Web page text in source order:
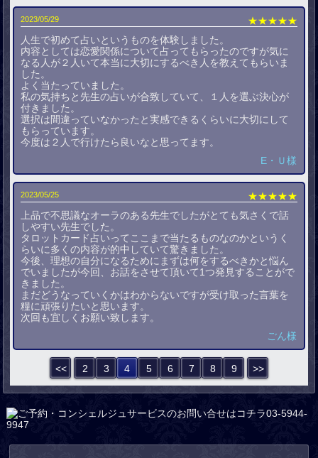
2023/05/29
★★★★★
人生で初めて占いというものを体験しました。
内容としては恋愛関係について占ってもらったのですが気に
なる人が２人いて本当に大切にするべき人を教えてもらいま
した。
よく当たっていました。
私の気持ちと先生の占いが合致していて、１人を選ぶ決心が
付きました。
選択は間違っていなかったと実感できるくらいに大切にして
もらっています。
今度は２人で行けたら良いなと思ってます。
E・Ｕ様
2023/05/25
★★★★★
上品で不思議なオーラのある先生でしたがとても気さくで話
しやすい先生でした。
タロットカード占いってここまで当たるものなのかというく
らいに多くの内容が的中していて驚きました。
今後、理想の自分になるためにまずは何をするべきかと悩ん
でいましたが今回、お話をさせて頂いて1つ発見することがで
きました。
まだどうなっていくかはわからないですが受け取った言葉を
糧に頑張りたいと思います。
次回も宜しくお願い致します。
ごん様
<< 2 3 4 5 6 7 8 9 >>